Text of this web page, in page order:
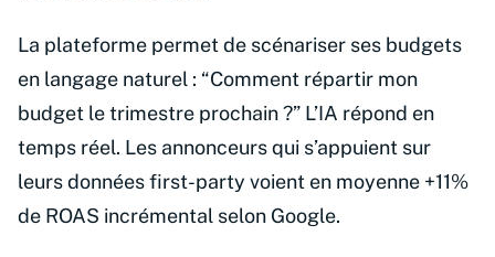
La plateforme permet de scénariser ses budgets
en langage naturel : “Comment répartir mon
budget le trimestre prochain ?” L’IA répond en
temps réel. Les annonceurs qui s’appuient sur
leurs données first-party voient en moyenne +11%
de ROAS incrémental selon Google.